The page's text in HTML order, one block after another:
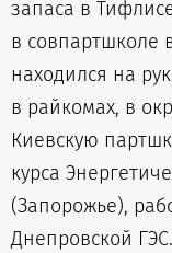
запаса в
в совпартшколе
находился на
в райкомах, в
Киевскую
курса
(Запорожье),
Днепровской